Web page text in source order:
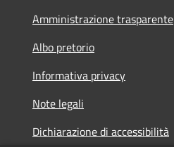
Amministrazione trasparente
Albo pretorio
Informativa privacy
Note legali
Dichiarazione di accessibilità